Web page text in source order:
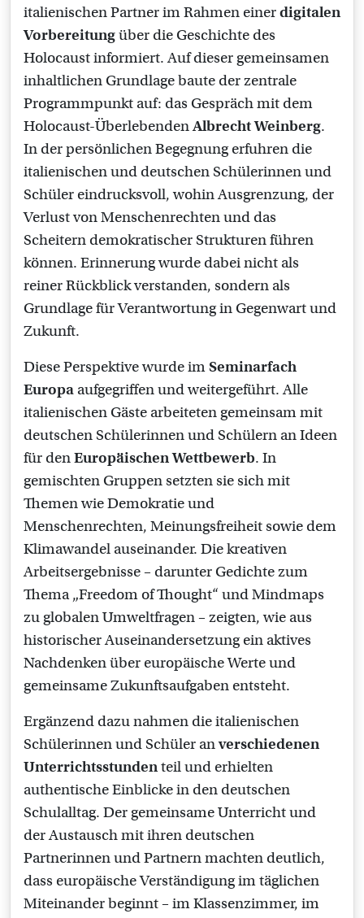
italienischen Partner im Rahmen einerdigitalen
Vorbereitungüber die Geschichte des
Holocaust informiert. Auf dieser gemeinsamen
inhaltlichen Grundlage baute der zentrale
Programmpunkt auf: das Gespräch mit dem
Holocaust-ÜberlebendenAlbrecht Weinberg.
In der persönlichen Begegnung erfuhren die
italienischen und deutschen Schülerinnen und
Schüler eindrucksvoll, wohin Ausgrenzung, der
Verlust von Menschenrechten und das
Scheitern demokratischer Strukturen führen
können. Erinnerung wurde dabei nicht als
reiner Rückblick verstanden, sondern als
Grundlage für Verantwortung in Gegenwart und
Zukunft.
Diese Perspektive wurde imSeminarfach
Europa aufgegriffen und weitergeführt. Alle
italienischen Gäste arbeiteten gemeinsam mit
deutschen Schülerinnen und Schülern an Ideen
für denEuropäischen Wettbewerb. In
gemischten Gruppen setzten sie sich mit
Themen wie Demokratie und
Menschenrechten, Meinungsfreiheit sowie dem
Klimawandel auseinander. Die kreativen
Arbeitsergebnisse – darunter Gedichte zum
Thema „Freedom of Thought“ und Mindmaps
zu globalen Umweltfragen – zeigten, wie aus
historischer Auseinandersetzung ein aktives
Nachdenken über europäische Werte und
gemeinsame Zukunftsaufgaben entsteht.
Ergänzend dazu nahmen die italienischen
Schülerinnen und Schüler anverschiedenen
Unterrichtsstundenteil und erhielten
authentische Einblicke in den deutschen
Schulalltag. Der gemeinsame Unterricht und
der Austausch mit ihren deutschen
Partnerinnen und Partnern machten deutlich,
dass europäische Verständigung im täglichen
Miteinander beginnt – im Klassenzimmer, im